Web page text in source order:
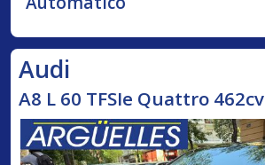
Audi
A8 L 60 TFSIe Quattro